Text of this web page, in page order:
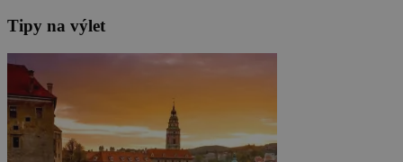
Tipy na výlet